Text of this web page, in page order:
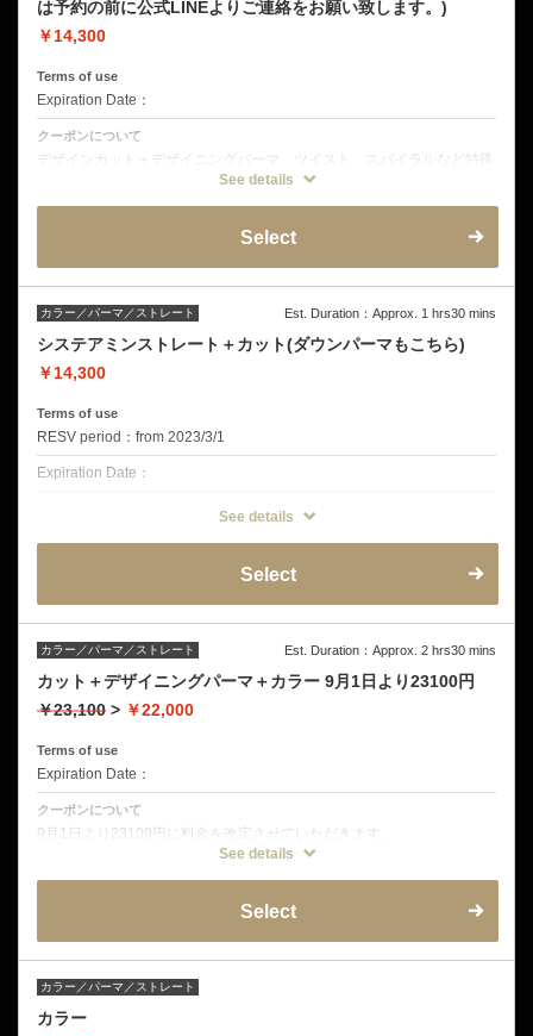
は予約の前に公式LINEよりご連絡をお願い致します。)
￥14,300
Terms of use
Expiration Date：
クーポンについて
デザインカット＋デザイニングパーマ、ツイスト、スパイラルなど特殊
パーマは別料金となります。パーマの持ちを良くし、においを軽減する
See details
Select
カラー／パーマ／ストレート Est. Duration：Approx. 1 hrs30 mins
システアミンストレート＋カット(ダウンパーマもこちら)
￥14,300
Terms of use
RESV period：from 2023/3/1
Expiration Date：
毛矯正ではありません。前髪アイロン、全体の矯正はオプションメニュ
See details
Select
カラー／パーマ／ストレート Est. Duration：Approx. 2 hrs30 mins
カット＋デザイニングパーマ＋カラー 9月1日より23100円
￥23,100 > ￥22,000
Terms of use
Expiration Date：
クーポンについて
9月1日より23100円に料金を改定させていただきます。
カット＋デザイニングパーマ＋カラーのフルコース
ヘッドスパなどはオプションから追加可能です
See details
Select
カラー／パーマ／ストレート
カラー